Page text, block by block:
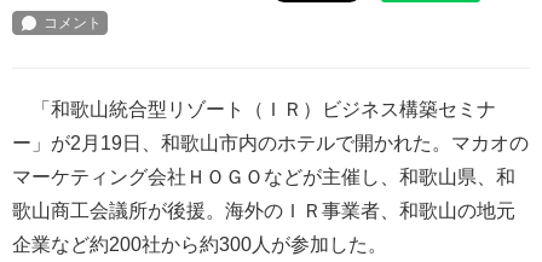
「和歌山統合型リゾート（ＩＲ）ビジネス構築セミナ
ー」が2月19日、和歌山市内のホテルで開かれた。マカオの
マーケティング会社ＨＯＧＯなどが主催し、和歌山県、和
歌山商工会議所が後援。海外のＩＲ事業者、和歌山の地元
企業など約200社から約300人が参加した。